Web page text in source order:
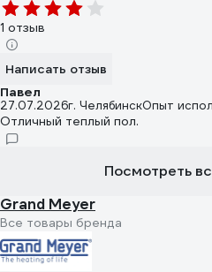
1 отзыв
Написать отзыв
Павел
27.07.2026г. ЧелябинскОпыт
Отличный теплый пол.
Посмотреть
Grand Meyer
Все товары бренда